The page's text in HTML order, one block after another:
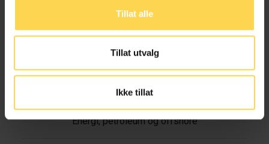
Tillat alle
Tillat utvalg
Ikke tillat
Energi, petroleum og offshore